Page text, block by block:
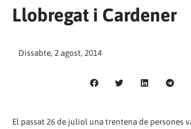
Llobregat i Cardener
Dissabte, 2 agost, 2014
El passat 26 de juliol una trentena de persones